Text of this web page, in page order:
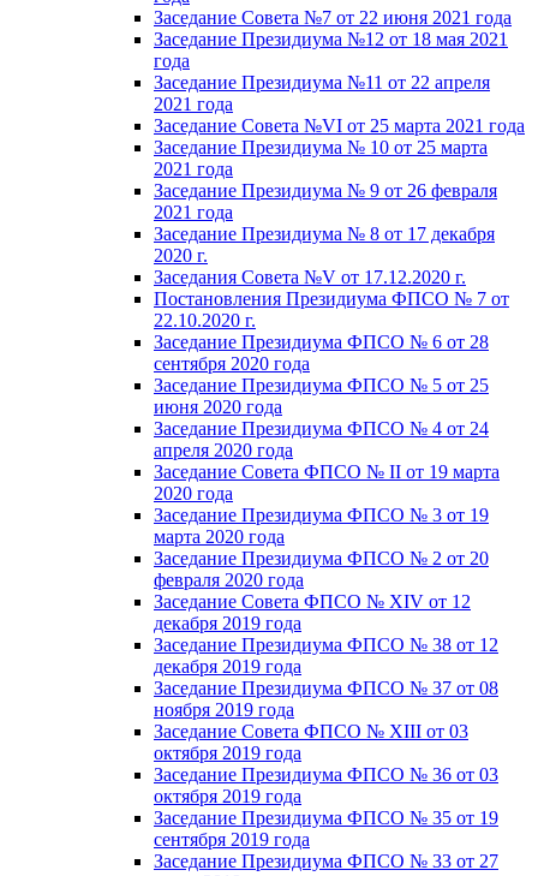
Заседание Совета №7 от 22 июня 2021 года
Заседание Президиума №12 от 18 мая 2021
года
Заседание Президиума №11 от 22 апреля
2021 года
Заседание Совета №VI от 25 марта 2021 года
Заседание Президиума № 10 от 25 марта
2021 года
Заседание Президиума № 9 от 26 февраля
2021 года
Заседание Президиума № 8 от 17 декабря
2020 г.
Заседания Совета №V от 17.12.2020 г.
Постановления Президиума ФПСО № 7 от
22.10.2020 г.
Заседание Президиума ФПСО № 6 от 28
сентября 2020 года
Заседание Президиума ФПСО № 5 от 25
июня 2020 года
Заседание Президиума ФПСО № 4 от 24
апреля 2020 года
Заседание Совета ФПСО № II от 19 марта
2020 года
Заседание Президиума ФПСО № 3 от 19
марта 2020 года
Заседание Президиума ФПСО № 2 от 20
февраля 2020 года
Заседание Совета ФПСО № XIV от 12
декабря 2019 года
Заседание Президиума ФПСО № 38 от 12
декабря 2019 года
Заседание Президиума ФПСО № 37 от 08
ноября 2019 года
Заседание Совета ФПСО № XIII от 03
октября 2019 года
Заседание Президиума ФПСО № 36 от 03
октября 2019 года
Заседание Президиума ФПСО № 35 от 19
сентября 2019 года
Заседание Президиума ФПСО № 33 от 27